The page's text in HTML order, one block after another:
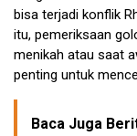
bisa terjadi konflik
itu, pemeriksaan
menikah atau saat
penting untuk
Baca Juga